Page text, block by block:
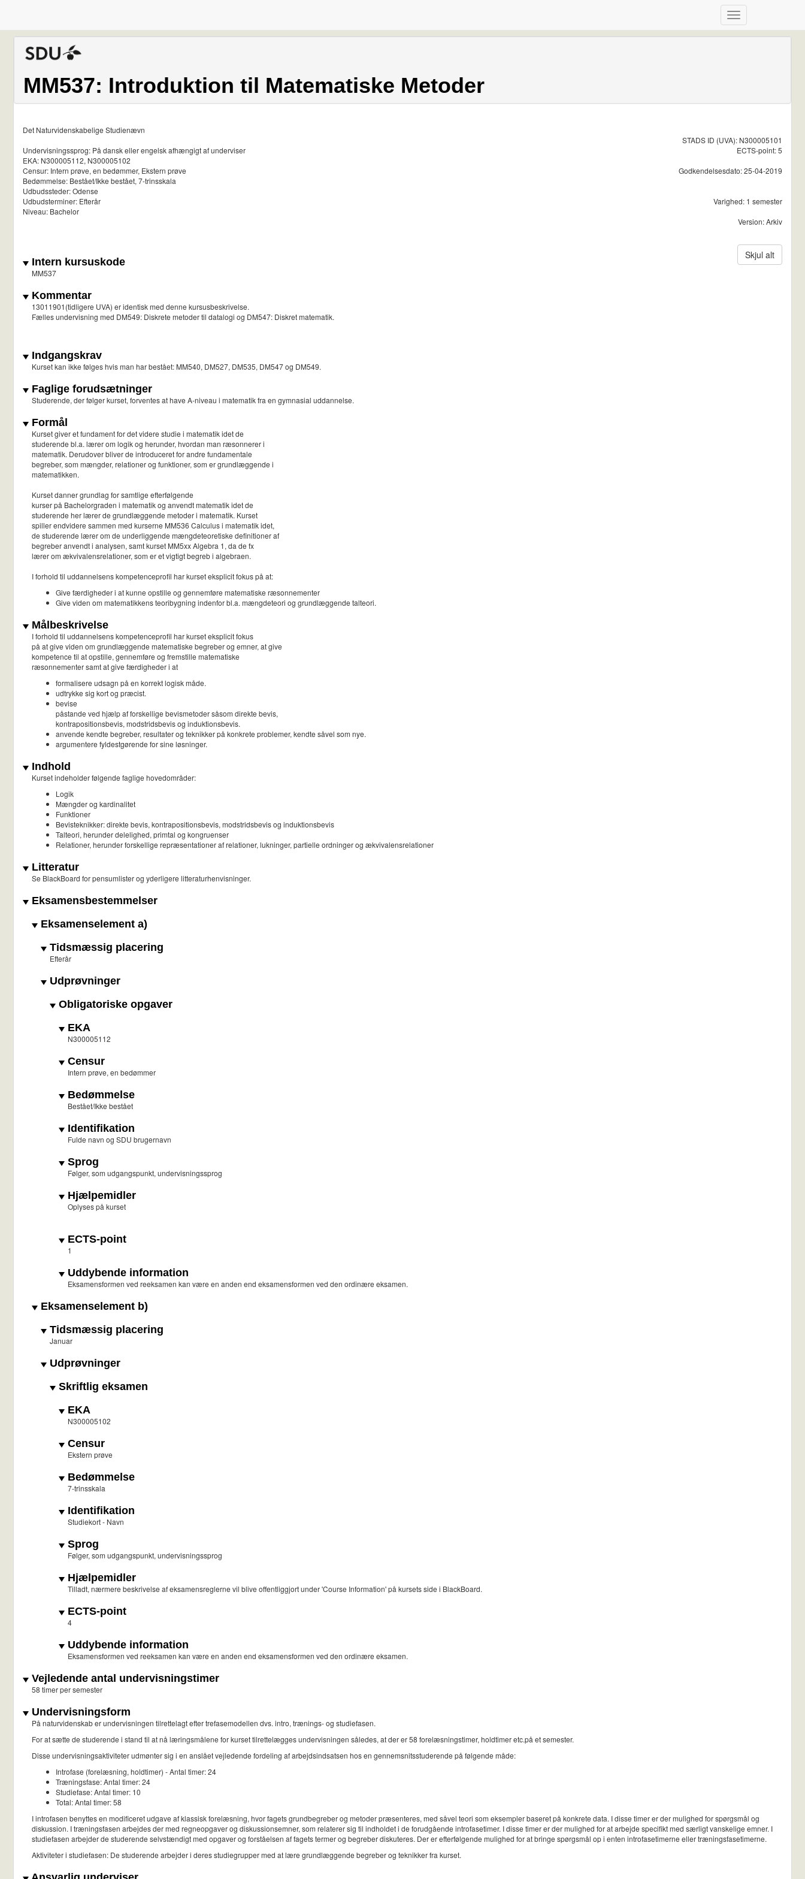
MM537: Introduktion til Matematiske Metoder
Det Naturvidenskabelige Studienævn
Undervisningssprog: På dansk eller engelsk afhængigt af underviser
EKA: N300005112, N300005102
Censur: Intern prøve, en bedømmer, Ekstern prøve
Bedømmelse: Bestået/Ikke bestået, 7-trinsskala
Udbudssteder: Odense
Udbudsterminer: Efterår
Niveau: Bachelor
STADS ID (UVA): N300005101
ECTS-point: 5
Godkendelsesdato: 25-04-2019
Varighed: 1 semester
Version: Arkiv
Skjul alt
Intern kursuskode
MM537
Kommentar
13011901(tidligere UVA) er identisk med denne kursusbeskrivelse.
Fælles undervisning med DM549: Diskrete metoder til datalogi og DM547: Diskret matematik.
Indgangskrav
Kurset kan ikke følges hvis man har bestået: MM540, DM527, DM535, DM547 og DM549.
Faglige forudsætninger
Studerende, der følger kurset, forventes at have A-niveau i matematik fra en gymnasial uddannelse.
Formål
Kurset giver et fundament for det videre studie i matematik idet de
studerende bl.a. lærer om logik og herunder, hvordan man ræsonnerer i
matematik. Derudover bliver de introduceret for andre fundamentale
begreber, som mængder, relationer og funktioner, som er grundlæggende i
matematikken.
Kurset danner grundlag for samtlige efterfølgende
kurser på Bachelorgraden i matematik og anvendt matematik idet de
studerende her lærer de grundlæggende metoder i matematik. Kurset
spiller endvidere sammen med kurserne MM536 Calculus i matematik idet,
de studerende lærer om de underliggende mængdeteoretiske definitioner af
begreber anvendt i analysen, samt kurset MM5xx Algebra 1, da de fx
lærer om ækvivalensrelationer, som er et vigtigt begreb i algebraen.
I forhold til uddannelsens kompetenceprofil har kurset eksplicit fokus på at:
Give færdigheder i at kunne opstille og gennemføre matematiske ræsonnementer
Give viden om matematikkens teoribygning indenfor bl.a. mængdeteori og grundlæggende talteori.
Målbeskrivelse
I forhold til uddannelsens kompetenceprofil har kurset eksplicit fokus
på at give viden om grundlæggende matematiske begreber og emner, at give
kompetence til at opstille, gennemføre og fremstille matematiske
ræsonnementer samt at give færdigheder i at
formalisere udsagn på en korrekt logisk måde.
udtrykke sig kort og præcist.
bevise
påstande ved hjælp af forskellige bevismetoder såsom direkte bevis,
kontrapositionsbevis, modstridsbevis og induktionsbevis.
anvende kendte begreber, resultater og teknikker på konkrete problemer, kendte såvel som nye.
argumentere fyldestgørende for sine løsninger.
Indhold
Kurset indeholder følgende faglige hovedområder:
Logik
Mængder og kardinalitet
Funktioner
Bevisteknikker: direkte bevis, kontrapositionsbevis, modstridsbevis og induktionsbevis
Talteori, herunder delelighed, primtal og kongruenser
Relationer, herunder forskellige repræsentationer af relationer, lukninger, partielle ordninger og ækvivalensrelationer
Litteratur
Se BlackBoard for pensumlister og yderligere litteraturhenvisninger.
Eksamensbestemmelser
Eksamenselement a)
Tidsmæssig placering
Efterår
Udprøvninger
Obligatoriske opgaver
EKA
N300005112
Censur
Intern prøve, en bedømmer
Bedømmelse
Bestået/Ikke bestået
Identifikation
Fulde navn og SDU brugernavn
Sprog
Følger, som udgangspunkt, undervisningssprog
Hjælpemidler
Oplyses på kurset
ECTS-point
1
Uddybende information
Eksamensformen ved reeksamen kan være en anden end eksamensformen ved den ordinære eksamen.
Eksamenselement b)
Tidsmæssig placering
Januar
Udprøvninger
Skriftlig eksamen
EKA
N300005102
Censur
Ekstern prøve
Bedømmelse
7-trinsskala
Identifikation
Studiekort - Navn
Sprog
Følger, som udgangspunkt, undervisningssprog
Hjælpemidler
Tilladt, nærmere beskrivelse af eksamensreglerne vil blive offentliggjort under 'Course Information' på kursets side i BlackBoard.
ECTS-point
4
Uddybende information
Eksamensformen ved reeksamen kan være en anden end eksamensformen ved den ordinære eksamen.
Vejledende antal undervisningstimer
58 timer per semester
Undervisningsform
På naturvidenskab er undervisningen tilrettelagt efter trefasemodellen dvs. intro, trænings- og studiefasen.
For at sætte de studerende i stand til at nå læringsmålene for kurset tilrettelægges undervisningen således, at der er 58 forelæsningstimer, holdtimer etc.på et semester.
Disse undervisningsaktiviteter udmønter sig i en anslået vejledende fordeling af arbejdsindsatsen hos en gennemsnitsstuderende på følgende måde:
Introfase (forelæsning, holdtimer) - Antal timer: 24
Træningsfase: Antal timer: 24
Studiefase: Antal timer: 10
Total: Antal timer: 58
I introfasen benyttes en modificeret udgave af klassisk forelæsning, hvor fagets grundbegreber og metoder præsenteres, med såvel teori som eksempler baseret på konkrete data. I disse timer er der mulighed for spørgsmål og
diskussion. I træningsfasen arbejdes der med regneopgaver og diskussionsemner, som relaterer sig til indholdet i de forudgående introfasetimer. I disse timer er der mulighed for at arbejde specifikt med særligt vanskelige emner. I
studiefasen arbejder de studerende selvstændigt med opgaver og forståelsen af fagets termer og begreber diskuteres. Der er efterfølgende mulighed for at bringe spørgsmål op i enten introfasetimerne eller træningsfasetimerne.
Aktiviteter i studiefasen: De studerende arbejder i deres studiegrupper med at lære grundlæggende begreber og teknikker fra kurset.